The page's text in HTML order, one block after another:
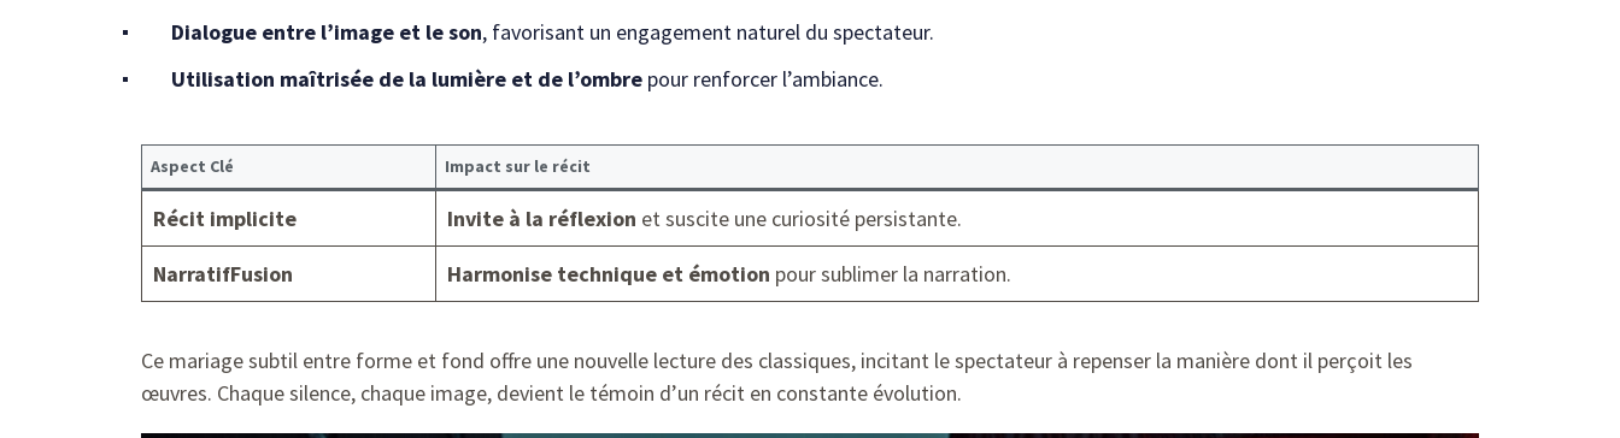
Dialogue entre l’image et le son, favorisant un engagement naturel du spectateur.
Utilisation maîtrisée de la lumière et de l’ombre pour renforcer l’ambiance.
Aspect Clé Impact sur le récit
Récit implicite Invite à la réflexion et suscite une curiosité persistante.
NarratifFusion
Harmonise technique et émotion pour sublimer la narration.
Ce mariage subtil entre forme et fond offre une nouvelle lecture des classiques, incitant le spectateur à repenser la manière dont il perçoit les
œuvres. Chaque silence, chaque image, devient le témoin d’un récit en constante évolution.